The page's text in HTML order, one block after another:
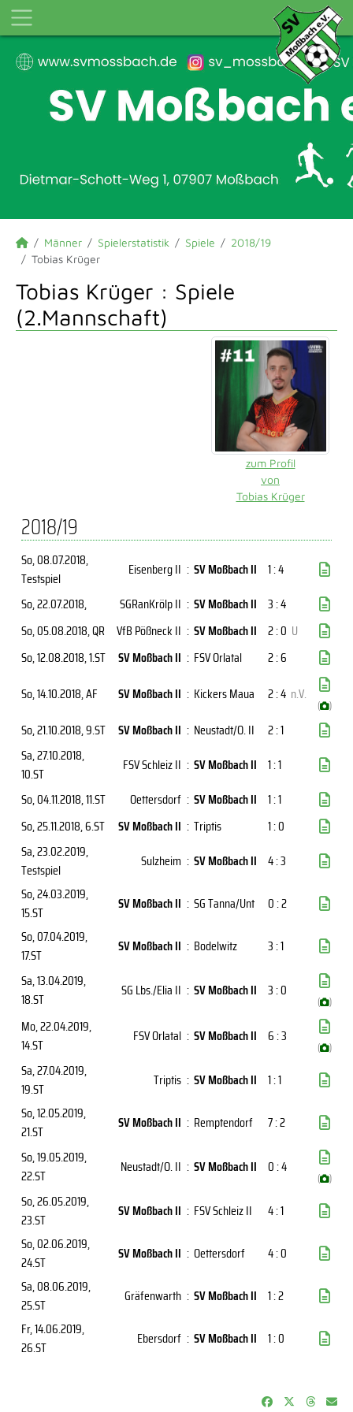
Männer Spielerstatistik Spiele
2018/19
Tobias Krüger
Tobias Krüger : Spiele
(2.Mannschaft)
zum Profil
von
Tobias Krüger
2018/19
So, 08.07.2018,
Testspiel
Eisenberg II : SV Moßbach II 1 : 4
So, 22.07.2018, SGRanKrölp II : SV Moßbach II 3 : 4
So, 05.08.2018, QR VfB Pößneck II : SV Moßbach II 2 : 0 U
So, 12.08.2018, 1.ST SV Moßbach II : FSV Orlatal
2 : 6
So, 14.10.2018, AF SV Moßbach II : Kickers Maua 2 : 4 n.V.
( )
So, 21.10.2018, 9.ST SV Moßbach II : Neustadt/O. II
2 : 1
Sa, 27.10.2018,
10.ST
FSV Schleiz II : SV Moßbach II 1 : 1
So, 04.11.2018, 11.ST Oettersdorf : SV Moßbach II 1 : 1
So, 25.11.2018, 6.ST SV Moßbach II : Triptis
1 : 0
Sa, 23.02.2019,
Testspiel
Sulzheim : SV Moßbach II 4 : 3
So, 24.03.2019,
15.ST
SV Moßbach II : SG Tanna/Unt
0 : 2
So, 07.04.2019,
17.ST
SV Moßbach II : Bodelwitz
3 : 1
Sa, 13.04.2019,
18.ST
SG Lbs./Elia II : SV Moßbach II 3 : 0
( )
Mo, 22.04.2019,
14.ST
FSV Orlatal : SV Moßbach II 6 : 3
( )
Sa, 27.04.2019,
19.ST
Triptis : SV Moßbach II 1 : 1
So, 12.05.2019,
21.ST
SV Moßbach II : Remptendorf
7 : 2
So, 19.05.2019,
22.ST
Neustadt/O. II : SV Moßbach II 0 : 4
( )
So, 26.05.2019,
23.ST
SV Moßbach II : FSV Schleiz II
4 : 1
So, 02.06.2019,
24.ST
SV Moßbach II : Oettersdorf
4 : 0
Sa, 08.06.2019,
25.ST
Gräfenwarth : SV Moßbach II 1 : 2
Fr, 14.06.2019,
26.ST
Ebersdorf : SV Moßbach II 1 : 0